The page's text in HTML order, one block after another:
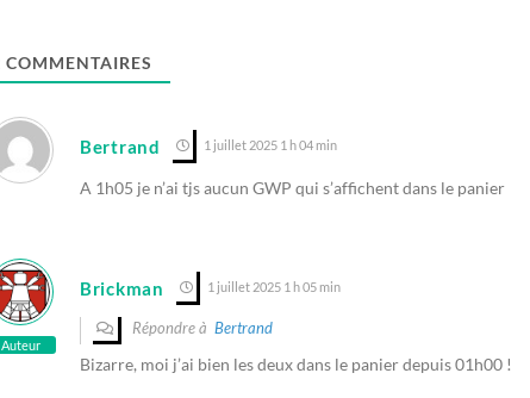
COMMENTAIRES
Bertrand 1 juillet 2025 1 h 04 min
A 1h05 je n’ai tjs aucun GWP qui s’affichent dans le panier
Auteur
Brickman 1 juillet 2025 1 h 05 min
Répondre à Bertrand
Bizarre, moi j’ai bien les deux dans le panier depuis 01h00 !